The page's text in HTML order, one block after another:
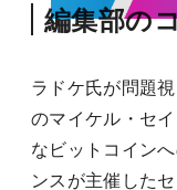
編集部の
ラドケ氏が問題
のマイケル・セ
なビットコイン
ンスが主催した